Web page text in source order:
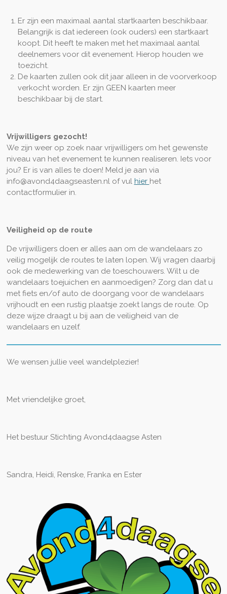
Er zijn een maximaal aantal startkaarten beschikbaar.
Belangrijk is dat iedereen (ook ouders) een startkaart
koopt. Dit heeft te maken met het maximaal aantal
deelnemers voor dit evenement. Hierop houden we
toezicht.
De kaarten zullen ook dit jaar alleen in de voorverkoop
verkocht worden. Er zijn GEEN kaarten meer
beschikbaar bij de start.
Vrijwilligers gezocht!
We zijn weer op zoek naar vrijwilligers om het gewenste
niveau van het evenement te kunnen realiseren. Iets voor
jou? Er is van alles te doen! Meld je aan via
info@avond4daagseasten.nl of vul hier het
contactformulier in.
Veiligheid op de route
De vrijwilligers doen er alles aan om de wandelaars zo
veilig mogelijk de routes te laten lopen. Wij vragen daarbij
ook de medewerking van de toeschouwers. Wilt u de
wandelaars toejuichen en aanmoedigen? Zorg dan dat u
met fiets en/of auto de doorgang voor de wandelaars
vrijhoudt en een rustig plaatsje zoekt langs de route. Op
deze wijze draagt u bij aan de veiligheid van de
wandelaars en uzelf.
We wensen jullie veel wandelplezier!
Met vriendelijke groet,
Het bestuur Stichting Avond4daagse Asten
Sandra, Heidi, Renske, Franka en Ester